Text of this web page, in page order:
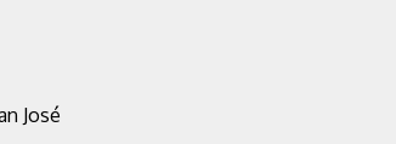
José